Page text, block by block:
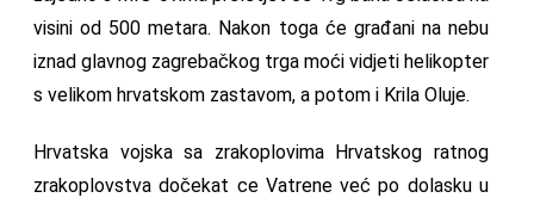
visini od 500 metara. Nakon toga će građani na nebu
iznad glavnog zagrebačkog trga moći vidjeti helikopter
s velikom hrvatskom zastavom, a potom i Krila Oluje.
Hrvatska vojska sa zrakoplovima Hrvatskog ratnog
zrakoplovstva dočekat ce Vatrene već po dolasku u